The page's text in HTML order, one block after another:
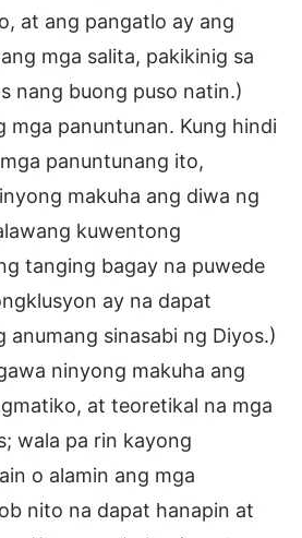
at ang pangatlo ay ang
mga salita, pakikinig sa
nang buong puso natin.)
mga panuntunan. Kung hindi
panuntunang ito,
makuha ang diwa ng
kuwentong
tanging bagay na puwede
ay na dapat
anumang sinasabi ng Diyos.)
ninyong makuha ang
at teoretikal na mga
wala pa rin kayong
o alamin ang mga
nito na dapat hanapin at